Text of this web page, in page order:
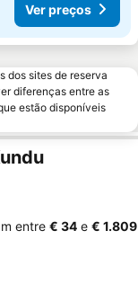
Ver preços
dos sites de reserva
diferenças entre as
estão disponíveis
entre ‎€ 34 e ‎€ 1.809